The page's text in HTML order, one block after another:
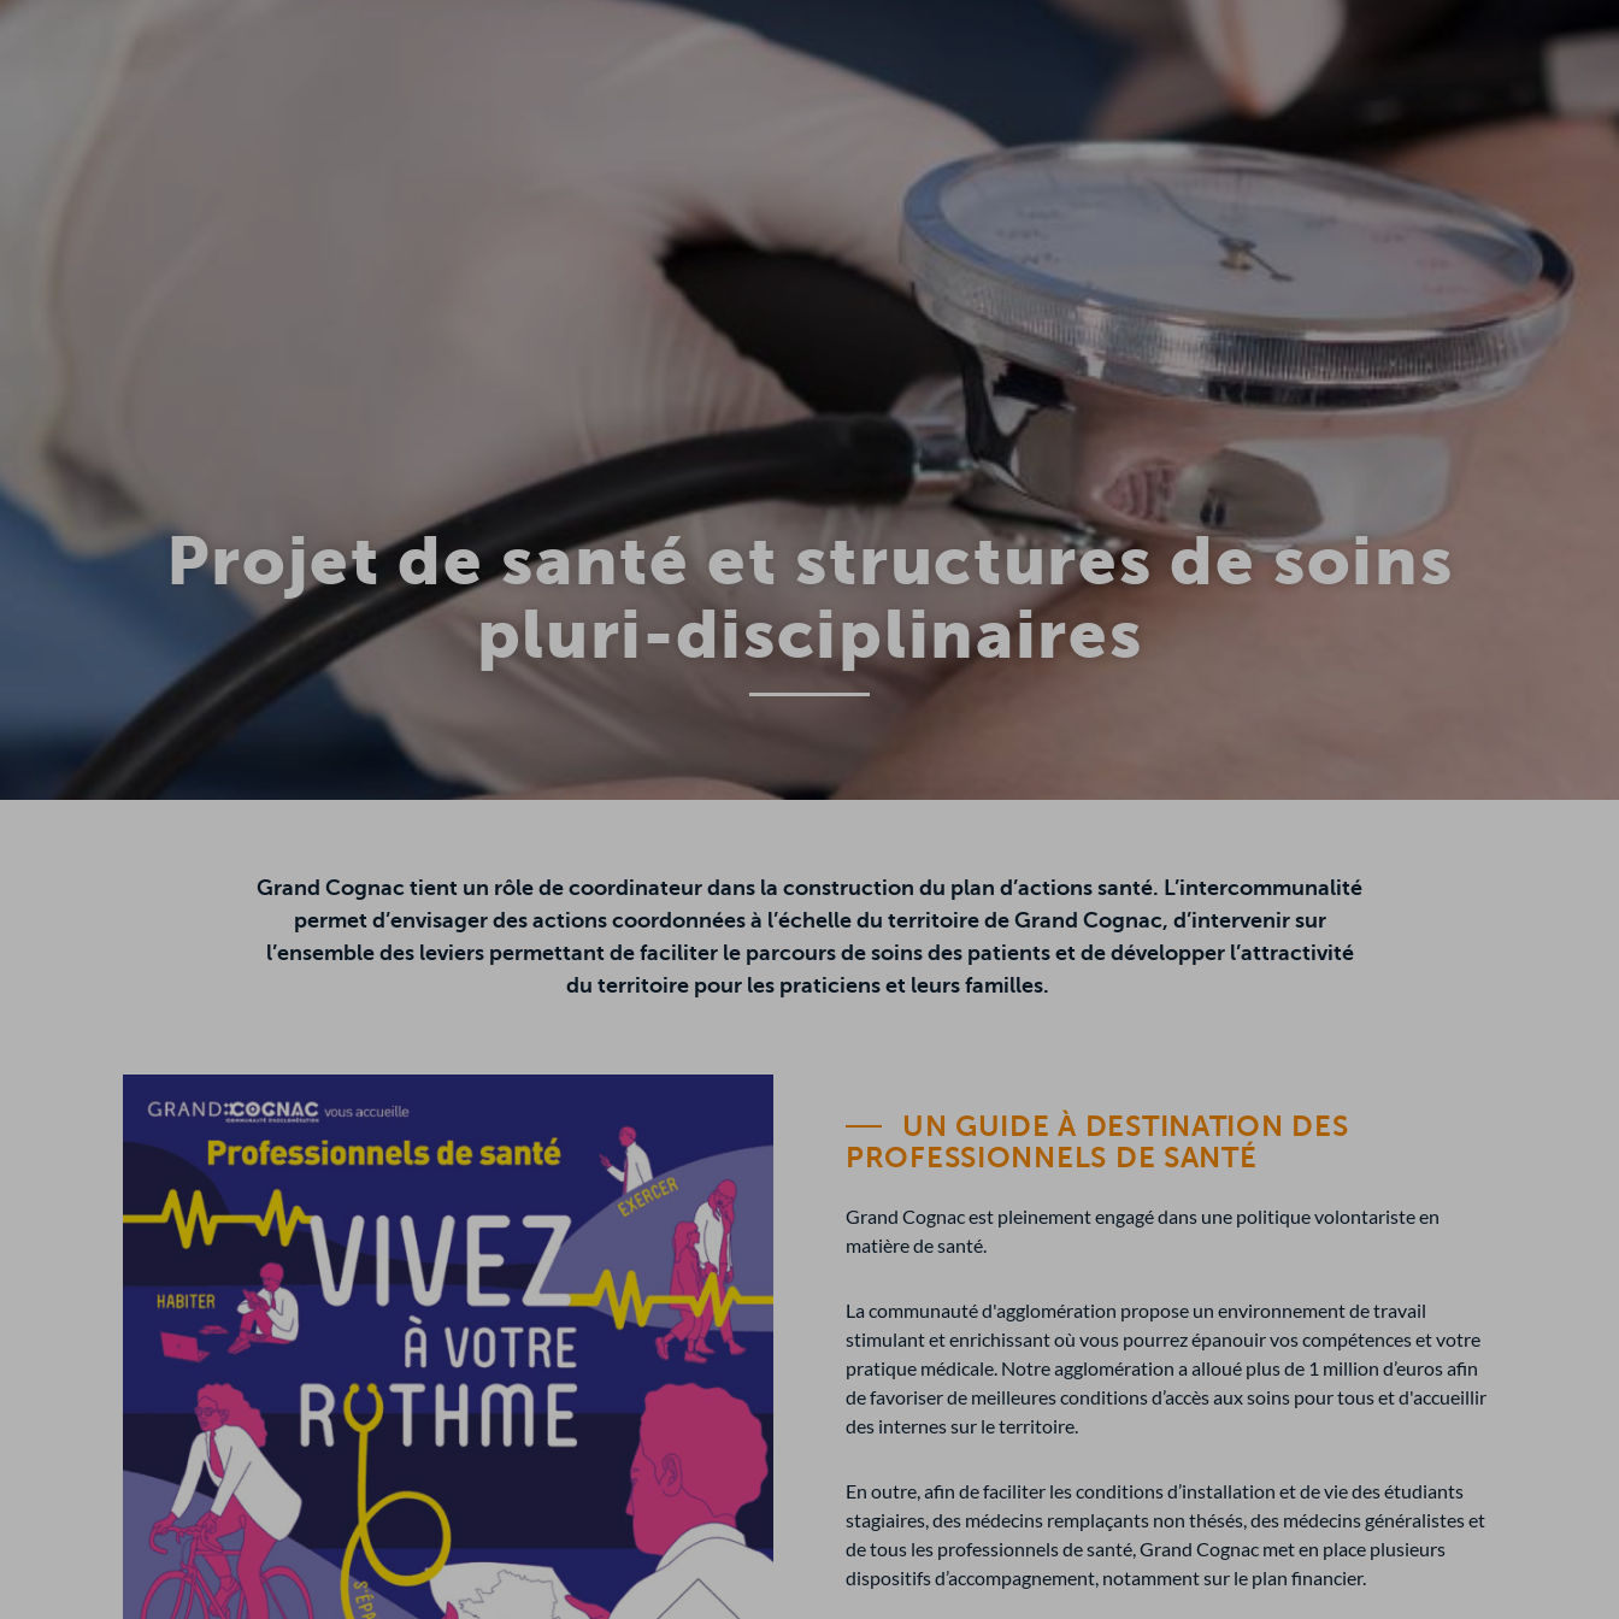
Projet de santé et structures de soins
pluri-disciplinaires
Grand Cognac tient un rôle de coordinateur dans la construction du plan d’actions santé. L’intercommunalité
permet d’envisager des actions coordonnées à l’échelle du territoire de Grand Cognac, d’intervenir sur
l’ensemble des leviers permettant de faciliter le parcours de soins des patients et de développer l’attractivité
du territoire pour les praticiens et leurs familles.
UN GUIDE À DESTINATION DES
PROFESSIONNELS DE SANTÉ
Grand Cognac est pleinement engagé dans une politique volontariste en
matière de santé.
La communauté d'agglomération propose un environnement de travail
stimulant et enrichissant où vous pourrez épanouir vos compétences et votre
pratique médicale. Notre agglomération a alloué plus de 1 million d’euros afin
de favoriser de meilleures conditions d’accès aux soins pour tous et d'accueillir
des internes sur le territoire.
En outre, afin de faciliter les conditions d’installation et de vie des étudiants
stagiaires, des médecins remplaçants non thésés, des médecins généralistes et
de tous les professionnels de santé, Grand Cognac met en place plusieurs
dispositifs d’accompagnement, notamment sur le plan financier.